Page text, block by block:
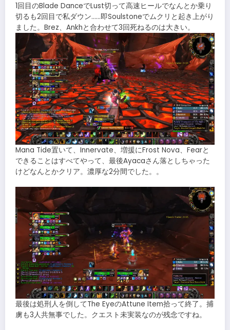
1回目のBlade DanceでLust切って高速ヒールでなんとか乗り
切るも2回目で私ダウン……即Soulstoneでムクリと起き上がり
ました。Brez、Ankhと合わせて3回死ねるのは大きい。
Mana Tide置いて、Innervate、増援にFrost Nova、Fearと
できることはすべてやって、最後Ayacaさん落としちゃった
けどなんとかクリア。濃厚な2分間でした。。
最後は処刑人を倒してThe EyeのAttune Item拾って終了。捕
虜も3人共無事でした。クエスト未実装なのが残念ですね。